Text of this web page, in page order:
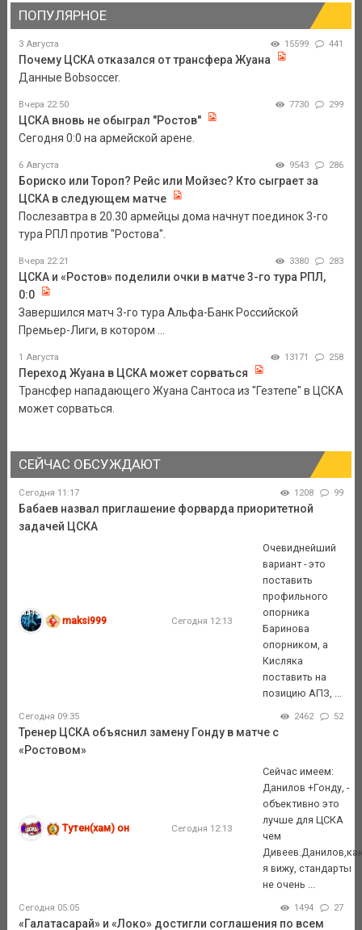
ПОПУЛЯРНОЕ
3 Августа 15599 441
Почему ЦСКА отказался от трансфера Жуана
Данные Bobsoccer.
Вчера 22:50 7730 299
ЦСКА вновь не обыграл "Ростов"
Сегодня 0:0 на армейской арене.
6 Августа 9543 286
Бориско или Тороп? Рейс или Мойзес? Кто сыграет за
ЦСКА в следующем матче
Послезавтра в 20.30 армейцы дома начнут поединок 3-го
тура РПЛ против "Ростова".
Вчера 22:21 3380 283
ЦСКА и «Ростов» поделили очки в матче 3-го тура РПЛ,
0:0
Завершился матч 3-го тура Альфа-Банк Российской
Премьер-Лиги, в котором ...
1 Августа 13171 258
Переход Жуана в ЦСКА может сорваться
Трансфер нападающего Жуана Сантоса из "Гезтепе" в ЦСКА
может сорваться.
СЕЙЧАС ОБСУЖДАЮТ
Сегодня 11:17 1208 99
Бабаев назвал приглашение форварда приоритетной
задачей ЦСКА
maksi999 Сегодня 12:13
Очевиднейший
вариант - это
поставить
профильного
опорника
Баринова
опорником, а
Кисляка
поставить на
позицию АПЗ, ...
Сегодня 09:35 2462 52
Тренер ЦСКА объяснил замену Гонду в матче с
«Ростовом»
Тутен(хам) он Сегодня 12:13
Сейчас имеем:
Данилов +Гонду, -
объективно это
лучше для ЦСКА
чем
я вижу, стандарты
не очень ...
Сегодня 05:05 1494 27
«Галатасарай» и «Локо» достигли соглашения по всем